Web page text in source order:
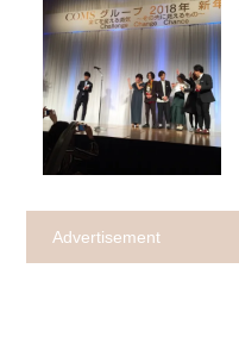
Advertisement